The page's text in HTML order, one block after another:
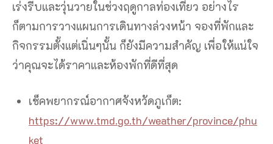
ket
ของกินจังหวัดภูเก็ต